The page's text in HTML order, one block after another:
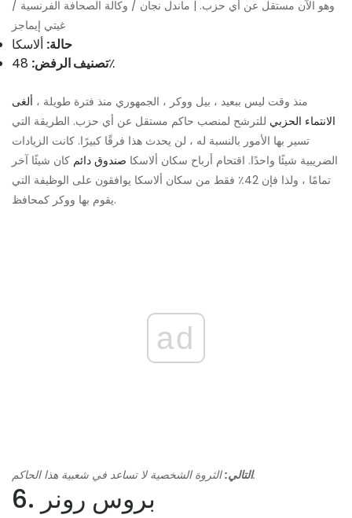
وهو الآن مستقل عن أي حزب. | ماندل نجان / وكالة الصحافة الفرنسية /
غيتي إيماجز
حالة: ألاسكا
تصنيف الرفض:48٪
منذ وقت ليس ببعيد ، بيل ووكر ، الجمهوري منذ فترة طويلة ، ألغى
الانتماء الحزبي للترشح لمنصب حاكم مستقل عن أي حزب. الطريقة التي
تسير بها الأمور بالنسبة له ، لن يحدث هذا فرقًا كبيرًا. كانت الزيادات
الضريبية شيئًا واحدًا. اقتحام أرباح سكان ألاسكا صندوق دائم كان شيئًا آخر
تمامًا ، ولذا فإن 42٪ فقط من سكان ألاسكا يوافقون على الوظيفة التي
يقوم بها ووكر كمحافظ.
ad
التالي:الثروة الشخصية لا تساعد في شعبية هذا الحاكم.
6. بروس رونر